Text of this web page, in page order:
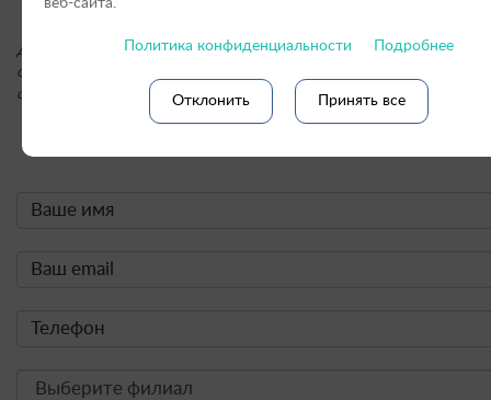
Для получения подробной информации о стоимости услуг,
обращайтесь по контактным телефонам или оставьте онлайн-
сайте.
Политика конфиденциальности Подробнее
Отклонить Принять все